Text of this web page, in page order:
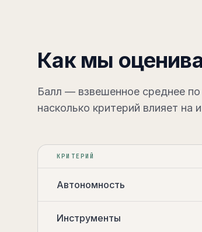
Как мы
Балл — взвешенное среднее по
насколько критерий влияет на
КРИТЕРИЙ
Автономность
Инструменты